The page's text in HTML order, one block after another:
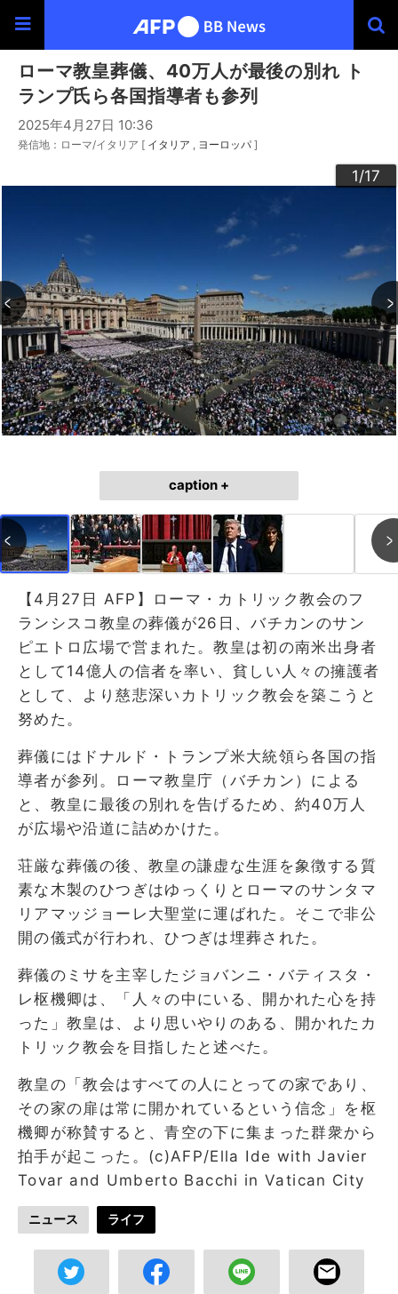
ローマ教皇葬儀、40万人が最後の別れ ト
ランプ氏ら各国指導者も参列
2025年4月27日 10:36
発信地：ローマ/イタリア [ イタリア ヨーロッパ ]
1/17
2/17
3/17
4/17
5/17
6/17
7/17
8/17
9/17
10/17
11/17
12/17
13/17
14/17
15/17
16/17
17/17
caption +
【4月27日 AFP】ローマ・カトリック教会のフ
ランシスコ教皇の葬儀が26日、バチカンのサン
ピエトロ広場で営まれた。教皇は初の南米出身者
として14億人の信者を率い、貧しい人々の擁護者
として、より慈悲深いカトリック教会を築こうと
努めた。
葬儀にはドナルド・トランプ米大統領ら各国の指
導者が参列。ローマ教皇庁（バチカン）による
と、教皇に最後の別れを告げるため、約40万人
が広場や沿道に詰めかけた。
荘厳な葬儀の後、教皇の謙虚な生涯を象徴する質
素な木製のひつぎはゆっくりとローマのサンタマ
リアマッジョーレ大聖堂に運ばれた。そこで非公
開の儀式が行われ、ひつぎは埋葬された。
葬儀のミサを主宰したジョバンニ・バティスタ・
レ枢機卿は、「人々の中にいる、開かれた心を持
った」教皇は、より思いやりのある、開かれたカ
トリック教会を目指したと述べた。
教皇の「教会はすべての人にとっての家であり、
その家の扉は常に開かれているという信念」を枢
機卿が称賛すると、青空の下に集まった群衆から
拍手が起こった。(c)AFP/Ella Ide with Javier
Tovar and Umberto Bacchi in Vatican City
ニュース ライフ